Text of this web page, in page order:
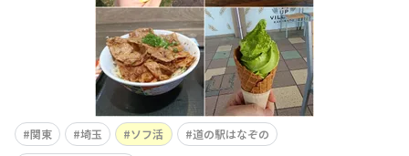
関東 埼玉 ソフ活
道の駅はなぞの